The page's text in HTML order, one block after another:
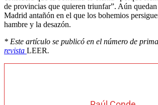
de provincias que quieren triunfar”. Aún
Madrid antañón en el que los bohemios
hambre y la desazón.
* Este artículo se publicó en el número de
revista LEER.